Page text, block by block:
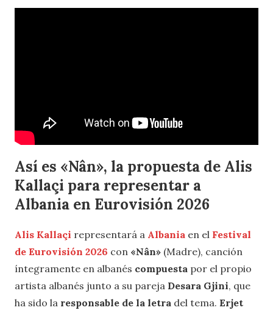
Así es «Nân», la propuesta de Alis
Kallaçi para representar a
Albania en Eurovisión 2026
Alis Kallaçi representará a Albania en el Festival
de Eurovisión 2026 con «Nân» (Madre), canción
íntegramente en albanés compuesta por el propio
artista albanés junto a su pareja Desara Gjini, que
ha sido la responsable de la letra del tema. Erjet